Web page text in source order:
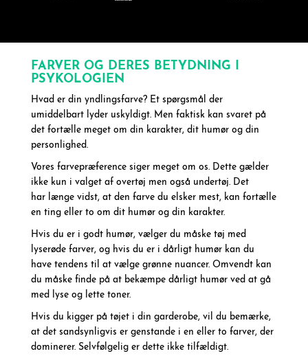
FARVER OG DERES BETYDNING I
PSYKOLOGIEN
Hvad er din yndlingsfarve? Et spørgsmål der
umiddelbart lyder uskyldigt. Men faktisk kan svaret på
det fortælle meget om din karakter, dit humør og din
personlighed.
Vores farvepræference siger meget om os. Dette gælder
ikke kun i valget af overtøj men også undertøj. Det
har længe vidst, at den farve du elsker mest, kan fortælle
en ting eller to om dit humør og din karakter.
Hvis du er i godt humør, vælger du måske tøj med
lyserøde farver, og hvis du er i dårligt humør kan du
have tendens til at vælge grønne nuancer. Omvendt kan
du måske finde på at bekæmpe dårligt humør ved at gå
med lyse og lette toner.
Hvis du kigger på tøjet i din garderobe, vil du bemærke,
at det sandsynligvis er genstande i en eller to farver, der
dominerer. Selvfølgelig er dette ikke tilfældigt.